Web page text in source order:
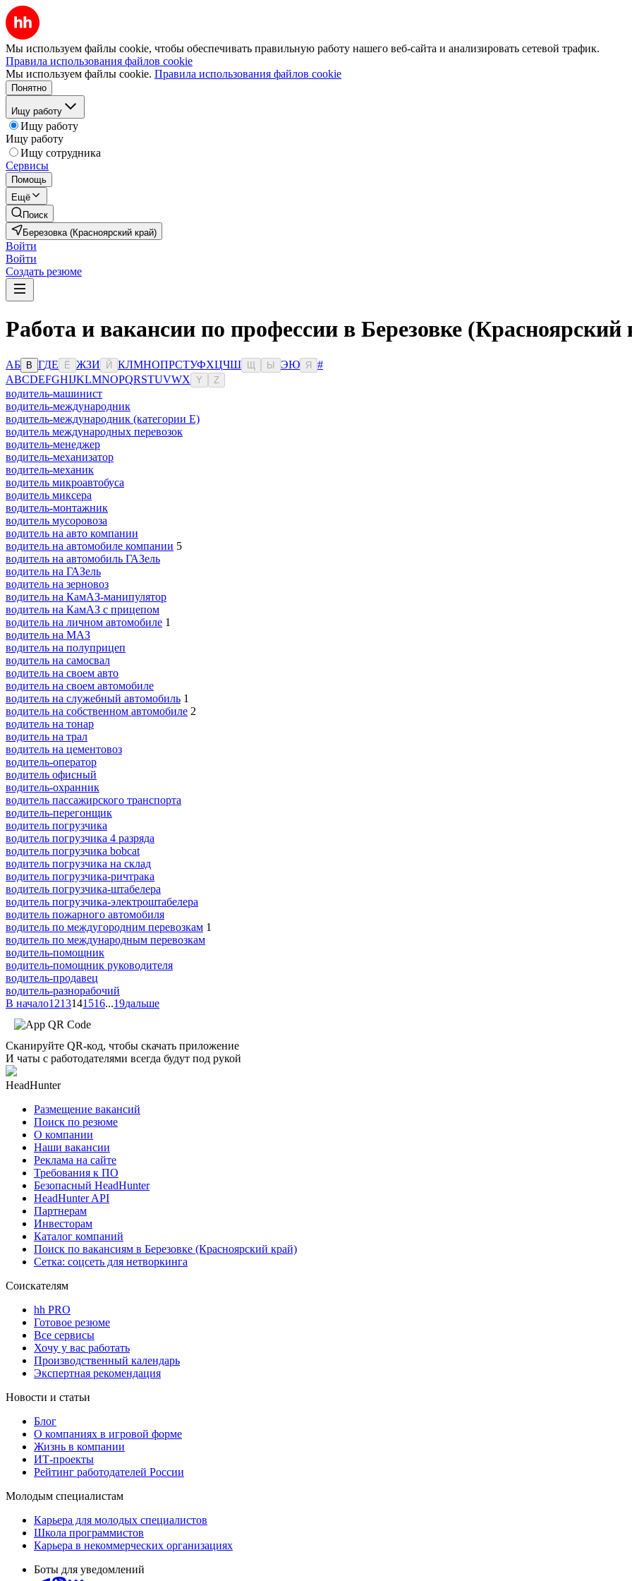
Мы используем файлы cookie, чтобы обеспечивать правильную работу нашего веб-сайта и анализировать сетевой трафик.
Правила использования файлов cookie
Мы используем файлы cookie. Правила использования файлов cookie
Понятно
Ищу работу
Ищу работу
Ищу работу
Ищу сотрудника
Сервисы
Помощь
Ещё
Поиск
Березовка (Красноярский край)
Войти
Войти
Создать резюме
Работа и вакансии по профессии в Березовке (Красноярский
АБ В ГДЕ Ё ЖЗИ Й КЛМНОПРСТУФХЦЧШ Ы ЭЮ Я
#
ABCDEFGHIJKLMNOPQRSTUVWX Y Z
водитель-машинист
водитель-международник
водитель-международник (категории Е)
водитель международных перевозок
водитель-менеджер
водитель-механизатор
водитель-механик
водитель микроавтобуса
водитель миксера
водитель-монтажник
водитель мусоровоза
водитель на авто компании
водитель на автомобиле компании 5
водитель на автомобиль ГАЗель
водитель на ГАЗель
водитель на зерновоз
водитель на КамАЗ-манипулятор
водитель на КамАЗ с прицепом
водитель на личном автомобиле 1
водитель на МАЗ
водитель на полуприцеп
водитель на самосвал
водитель на своем авто
водитель на своем автомобиле
водитель на служебный автомобиль 1
водитель на собственном автомобиле 2
водитель на тонар
водитель на трал
водитель на цементовоз
водитель-оператор
водитель офисный
водитель-охранник
водитель пассажирского транспорта
водитель-перегонщик
водитель погрузчика
водитель погрузчика 4 разряда
водитель погрузчика bobcat
водитель погрузчика на склад
водитель погрузчика-ричтрака
водитель погрузчика-штабелера
водитель погрузчика-электроштабелера
водитель пожарного автомобиля
водитель по междугородним перевозкам 1
водитель по международным перевозкам
водитель-помощник
водитель-помощник руководителя
водитель-продавец
водитель-разнорабочий
В начало1213141516...19дальше
Сканируйте QR-код, чтобы скачать приложение
И чаты с работодателями всегда будут под рукой
HeadHunter
Размещение вакансий
Поиск по резюме
О компании
Наши вакансии
Реклама на сайте
Требования к ПО
Безопасный HeadHunter
HeadHunter API
Партнерам
Инвесторам
Каталог компаний
Поиск по вакансиям в Березовке (Красноярский край)
Сетка: соцсеть для нетворкинга
Соискателям
hh PRO
Готовое резюме
Все сервисы
Хочу у вас работать
Производственный календарь
Экспертная рекомендация
Новости и статьи
Блог
О компаниях в игровой форме
Жизнь в компании
ИТ-проекты
Рейтинг работодателей России
Молодым специалистам
Карьера для молодых специалистов
Школа программистов
Карьера в некоммерческих организациях
Боты для уведомлений